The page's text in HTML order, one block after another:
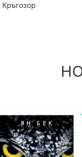
Кръгозор